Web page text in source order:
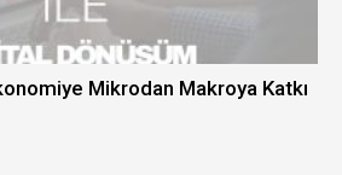
Mikrodan Makroya Katkı